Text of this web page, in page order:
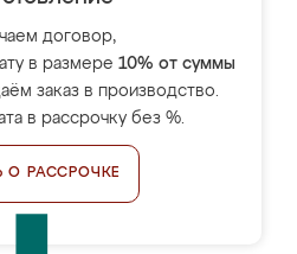
договор,
в размере 10% от суммы
заказ в производство.
в рассрочку без %.
О РАССРОЧКЕ